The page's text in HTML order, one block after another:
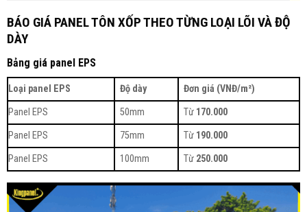
BÁO GIÁ PANEL TÔN XỐP THEO TỪNG LOẠI LÕI VÀ ĐỘ
DÀY
Bảng giá panel EPS
Loại panel EPS Độ dày
Đơn giá (VNĐ/m²)
Panel EPS
50mm Từ 170.000
Panel EPS
75mm Từ 190.000
Panel EPS
100mm Từ 250.000